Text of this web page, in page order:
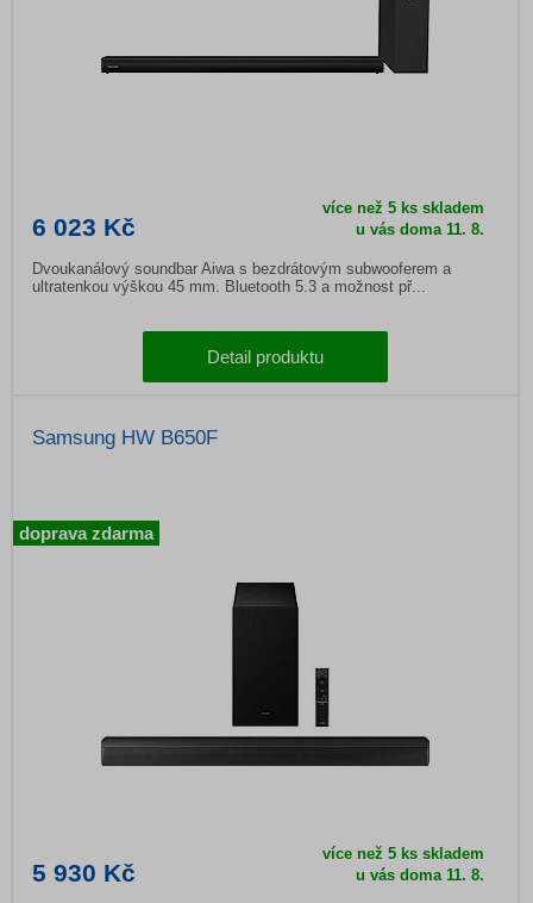
6 023 Kč
více než 5 ks skladem
u vás doma 11. 8.
Dvoukanálový soundbar Aiwa s bezdrátovým subwooferem a
ultratenkou výškou 45 mm. Bluetooth 5.3 a možnost př...
Detail produktu
Samsung HW B650F
5 930 Kč
více než 5 ks skladem
u vás doma 11. 8.
doprava zdarma